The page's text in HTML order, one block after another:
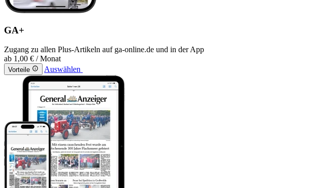
GA+
Zugang zu allen Plus-Artikeln auf ga-online.de und in der App
ab 1,00 € / Monat
Vorteile Auswählen